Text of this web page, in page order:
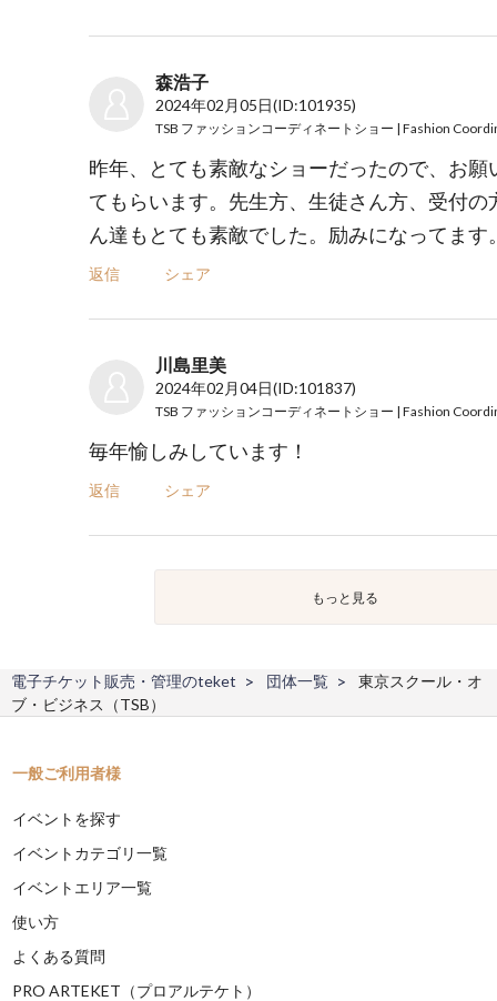
森浩子
2024年02月05日(ID:101935)
昨年、とても素敵なショーだったので、お願
てもらいます。先生方、生徒さん方、受付の
ん達もとても素敵でした。励みになってます
返信 シェア
川島里美
2024年02月04日(ID:101837)
毎年愉しみしています！
返信 シェア
もっと見る
電子チケット販売・管理のteket 団体一覧
東京スクール・オ
ブ・ビジネス（TSB）
一般ご利用者様
イベントを探す
イベントカテゴリ一覧
イベントエリア一覧
使い方
よくある質問
PRO ARTEKET（プロアルテケト）